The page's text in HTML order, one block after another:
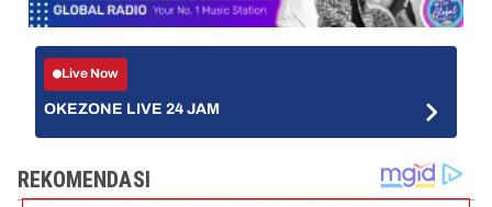
Live Now
OKEZONE LIVE 24 JAM